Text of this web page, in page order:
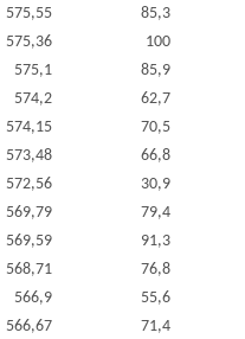
575,55
85,3
575,36
100
575,1
85,9
574,2
62,7
574,15
70,5
573,48
66,8
572,56
30,9
569,79
79,4
569,59
91,3
568,71
76,8
566,9
55,6
566,67
71,4